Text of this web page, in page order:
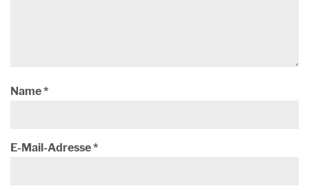
Name*
E-Mail-Adresse*